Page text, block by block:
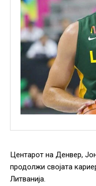
Центарот на Денвер,
продолжи својата
Литванија.